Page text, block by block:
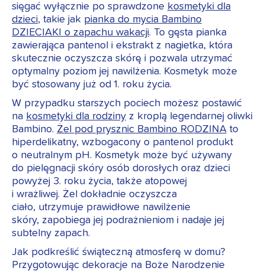
sięgać wyłącznie po sprawdzone kosmetyki dla
dzieci, takie jak pianka do mycia Bambino
DZIECIAKI o zapachu wakacji. To gęsta pianka
zawierająca pantenol i ekstrakt z nagietka, która
skutecznie oczyszcza skórę i pozwala utrzymać
optymalny poziom jej nawilżenia. Kosmetyk może
być stosowany już od 1. roku życia.
W przypadku starszych pociech możesz postawić
na kosmetyki dla rodziny z kroplą legendarnej oliwki
Bambino. Żel pod prysznic Bambino RODZINA to
hiperdelikatny, wzbogacony o pantenol produkt
o neutralnym pH. Kosmetyk może być używany
do pielęgnacji skóry osób dorosłych oraz dzieci
powyżej 3. roku życia, także atopowej
i wrażliwej. Żel dokładnie oczyszcza
ciało, utrzymuje prawidłowe nawilżenie
skóry, zapobiega jej podrażnieniom i nadaje jej
subtelny zapach.
Jak podkreślić świąteczną atmosferę w domu?
Przygotowując dekoracje na Boże Narodzenie